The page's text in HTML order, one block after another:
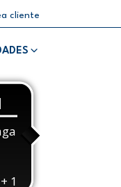
cliente